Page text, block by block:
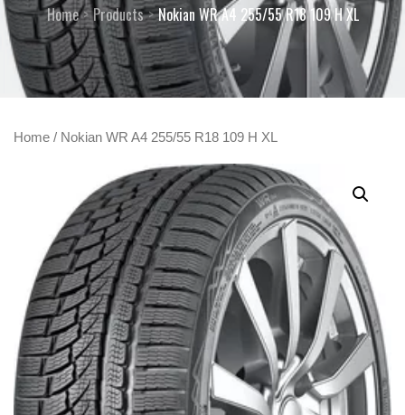
Home Products Nokian WR A4 255/55 R18 109 H XL
Home / Nokian WR A4 255/55 R18 109 H XL